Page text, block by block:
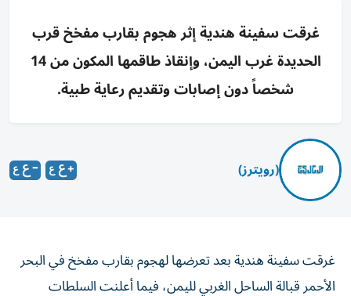
غرقت سفينة هندية إثر هجوم بقارب مفخخ قرب
الحديدة غرب اليمن، وإنقاذ طاقمها المكون من 14
شخصاً دون إصابات وتقديم رعاية طبية.
(رويترز)
غرقت سفينة هندية بعد تعرضها لهجوم بقارب مفخخ في البحر
الأحمر قبالة الساحل الغربي لليمن، فيما أعلنت السلطات